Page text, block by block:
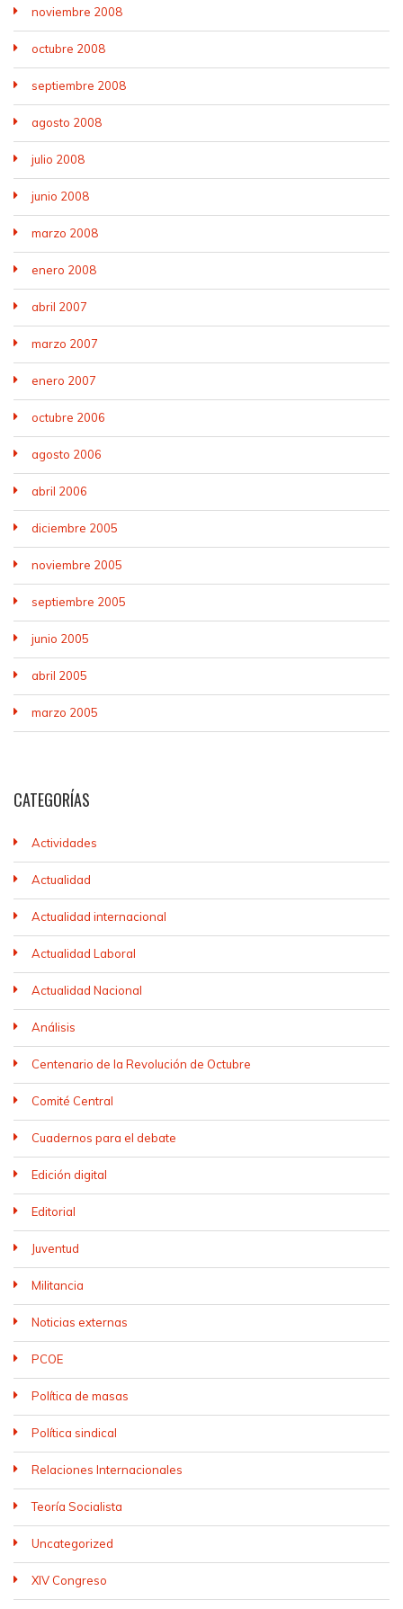
noviembre 2008
octubre 2008
septiembre 2008
agosto 2008
julio 2008
junio 2008
marzo 2008
enero 2008
abril 2007
marzo 2007
enero 2007
octubre 2006
agosto 2006
abril 2006
diciembre 2005
noviembre 2005
septiembre 2005
junio 2005
abril 2005
marzo 2005
CATEGORÍAS
Actividades
Actualidad
Actualidad internacional
Actualidad Laboral
Actualidad Nacional
Análisis
Centenario de la Revolución de Octubre
Comité Central
Cuadernos para el debate
Edición digital
Editorial
Juventud
Militancia
Noticias externas
PCOE
Política de masas
Política sindical
Relaciones Internacionales
Teoría Socialista
Uncategorized
XIV Congreso